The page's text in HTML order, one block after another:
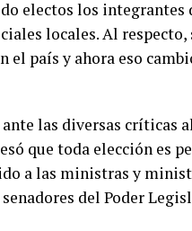
electos los integrantes
locales. Al
el país y ahora eso
las diversas críticas
que toda elección es
a las ministras y
senadores del Poder